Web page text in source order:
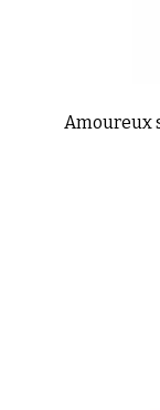
Amoureux